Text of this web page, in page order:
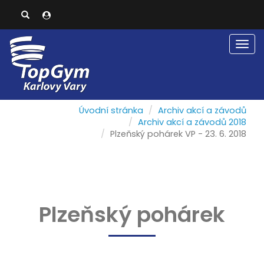
Úvodní stránka
Archiv akcí a závodů
Archiv akcí a závodů 2018
Plzeňský pohárek VP - 23. 6. 2018
Plzeňský pohárek